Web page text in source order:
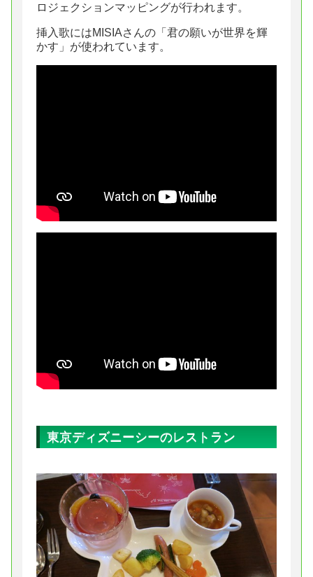
ロジェクションマッピングが行われます。
挿入歌にはMISIAさんの「君の願いが世界を輝
かす」が使われています。
東京ディズニーシーのレストラン